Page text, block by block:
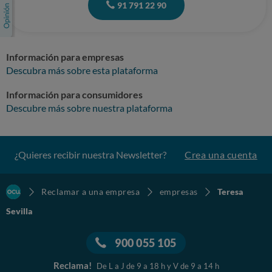
91 791 22 90
Información para empresas
Descubra más sobre esta plataforma
Información para consumidores
Descubre más sobre nuestra plataforma
¿Quieres recibir nuestra Newsletter? Crea una cuenta
Reclamar a una empresa empresas
Teresa
Sevilla
900 055 105
Reclama! De L a J de 9 a 18 h y V de 9 a 14 h